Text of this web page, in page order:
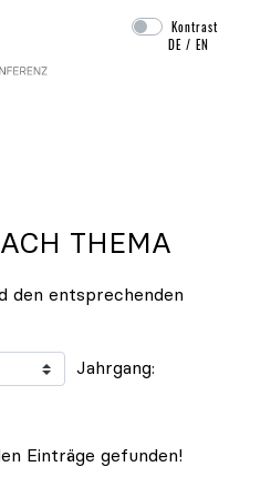
Navigation überspringen
Kontrast
DE /EN
THEMA
den entsprechenden
Jahrgang:
Einträge gefunden!